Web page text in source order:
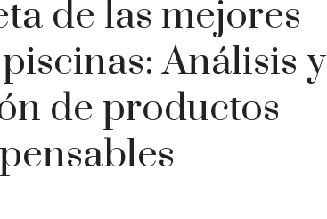
de las mejores
Análisis y
de productos